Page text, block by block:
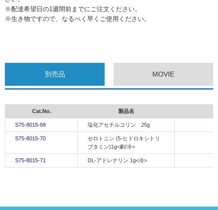
※配達希望日の1週間前までにご注文ください。
※生き物ですので、なるべく早くご使用ください。
別売品 MOVIE
Cat.No. 製品名
S75-8015-68 塩化アセチルコリン 25g
S75-8015-70
セロトニン (5-ヒドロキシトリ
ブタミン)1g<劇/冷>
S75-8015-71 DL-アドレナリン 1g<冷>